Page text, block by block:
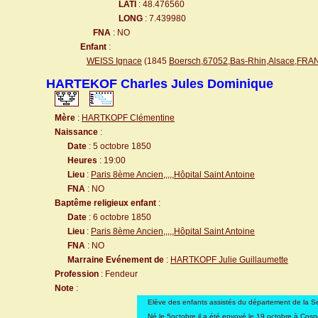
LATI : 48.476560
LONG : 7.439980
FNA : NO
Enfant :
WEISS Ignace (1845 Boersch,67052,Bas-
HARTEKOF Charles Jules Dominique
Mère : HARTKOPF Clémentine
Naissance :
Date : 5 octobre 1850
Heures : 19:00
Lieu : Paris 8ème Ancien,,,,,Hôpital Saint Antoine
FNA : NO
Baptême religieux enfant :
Date : 6 octobre 1850
Lieu : Paris 8ème Ancien,,,,,Hôpital Saint Antoine
FNA : NO
Marraine Evénement de : HARTKOPF Julie Guillaumette
Profession : Fendeur
Note :
Elève des enfants assistés du département de la
Né le 5octobre il a été envoyé le 19 octobre à